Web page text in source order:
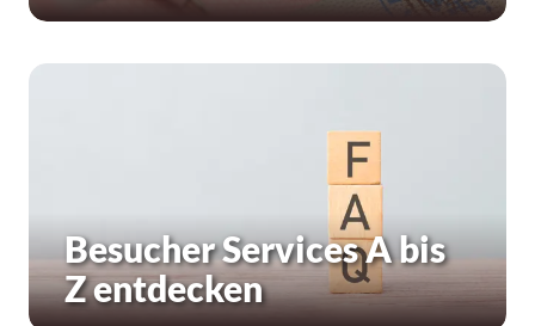
Besucher Services A bis
Z entdecken